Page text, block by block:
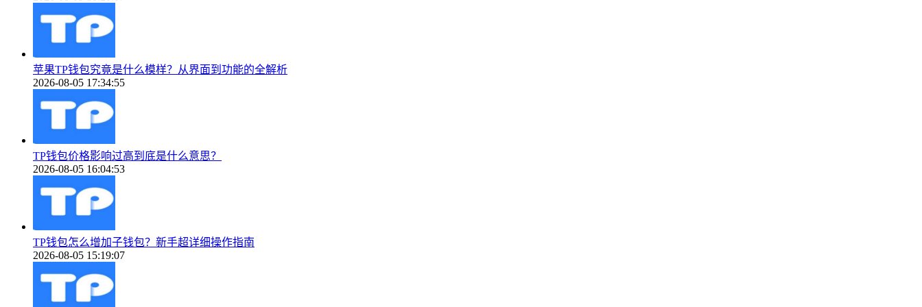
苹果TP钱包究竟是什么模样？从界面到功能的全解析
2026-08-05 17:34:55
TP钱包价格影响过高到底是什么意思？
2026-08-05 16:04:53
TP钱包怎么增加子钱包？新手超详细操作指南
2026-08-05 15:19:07